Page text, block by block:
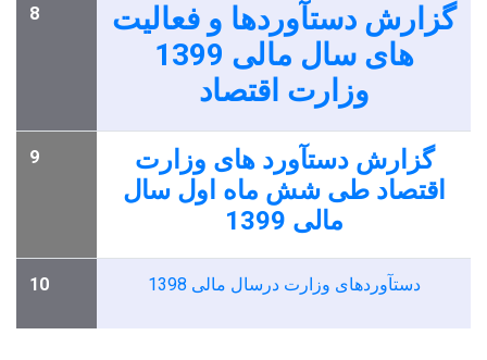
8
گزارش دستآوردها و فعالیت
های سال مالی 1399
وزارت اقتصاد
9
گزارش دستآورد های وزارت
اقتصاد طی شش ماه اول سال
مالی 1399
10 دستآوردهای وزارت درسال مالی 1398